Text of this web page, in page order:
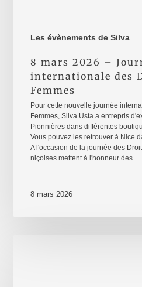
Les évènements de Silva
8 mars 2026 –
internationale des
Femmes
Pour cette nouvelle journée
Femmes, Silva Usta a entrepris
Pionnières dans différentes
Vous pouvez les retrouver à Nice
A l'occasion de la journée des
niçoises mettent à l'honneur des…
8 mars 2026